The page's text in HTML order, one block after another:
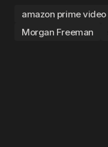
amazon prime video
Morgan Freeman